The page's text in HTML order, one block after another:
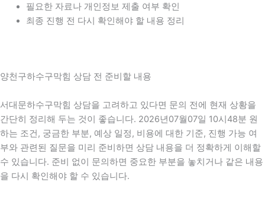
필요한 자료나 개인정보 제출 여부 확인
최종 진행 전 다시 확인해야 할 내용 정리
양천구하수구막힘 상담 전 준비할 내용
서대문하수구막힘 상담을 고려하고 있다면 문의 전에 현재 상황을
간단히 정리해 두는 것이 좋습니다. 2026년07월07일 10시48분 원
하는 조건, 궁금한 부분, 예상 일정, 비용에 대한 기준, 진행 가능 여
부와 관련된 질문을 미리 준비하면 상담 내용을 더 정확하게 이해할
수 있습니다. 준비 없이 문의하면 중요한 부분을 놓치거나 같은 내용
을 다시 확인해야 할 수 있습니다.